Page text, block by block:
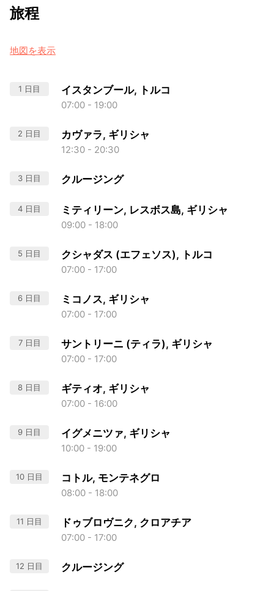
旅程
地図を表示
1 日目 イスタンブール, トルコ
07:00 - 19:00
2 日目 カヴァラ, ギリシャ
12:30 - 20:30
3 日目 クルージング
4 日目 ミティリーン, レスボス島, ギリシャ
09:00 - 18:00
5 日目 クシャダス (エフェソス), トルコ
07:00 - 17:00
6 日目 ミコノス, ギリシャ
07:00 - 17:00
7 日目 サントリーニ (ティラ), ギリシャ
07:00 - 17:00
8 日目 ギティオ, ギリシャ
07:00 - 16:00
9 日目 イグメニツァ, ギリシャ
10:00 - 19:00
10 日目 コトル, モンテネグロ
08:00 - 18:00
11 日目 ドゥブロヴニク, クロアチア
07:00 - 17:00
12 日目 クルージング